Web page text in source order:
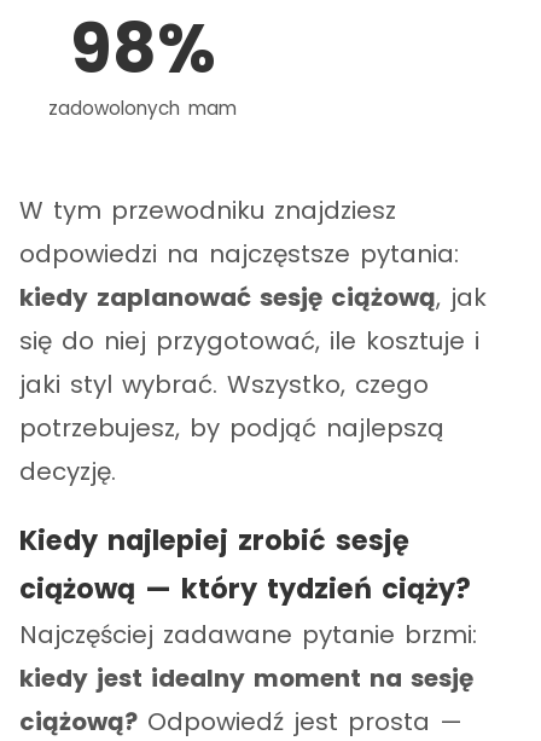
98%
zadowolonych mam
W tym przewodniku znajdziesz
odpowiedzi na najczęstsze pytania:
kiedy zaplanować sesję ciążową, jak
się do niej przygotować, ile kosztuje i
jaki styl wybrać. Wszystko, czego
potrzebujesz, by podjąć najlepszą
decyzję.
Kiedy najlepiej zrobić sesję
ciążową — który tydzień ciąży?
Najczęściej zadawane pytanie brzmi:
kiedy jest idealny moment na sesję
ciążową? Odpowiedź jest prosta —